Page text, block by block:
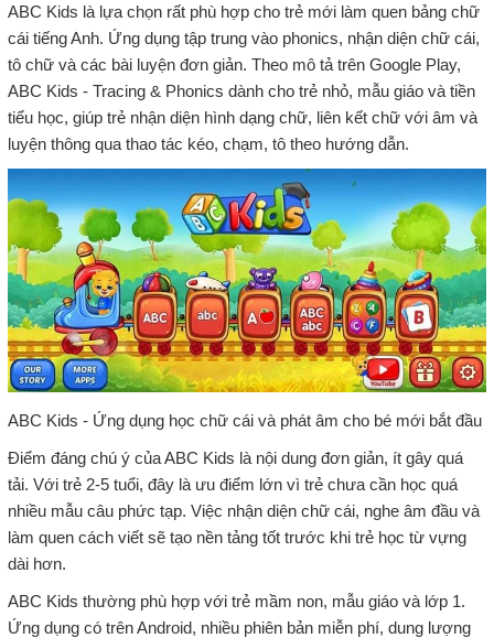
ABC Kids là lựa chọn rất phù hợp cho trẻ mới làm quen bảng chữ
cái tiếng Anh. Ứng dụng tập trung vào phonics, nhận diện chữ cái,
tô chữ và các bài luyện đơn giản. Theo mô tả trên Google Play,
ABC Kids - Tracing & Phonics dành cho trẻ nhỏ, mẫu giáo và tiền
tiểu học, giúp trẻ nhận diện hình dạng chữ, liên kết chữ với âm và
luyện thông qua thao tác kéo, chạm, tô theo hướng dẫn.
ABC Kids - Ứng dụng học chữ cái và phát âm cho bé mới bắt đầu
Điểm đáng chú ý của ABC Kids là nội dung đơn giản, ít gây quá
tải. Với trẻ 2-5 tuổi, đây là ưu điểm lớn vì trẻ chưa cần học quá
nhiều mẫu câu phức tạp. Việc nhận diện chữ cái, nghe âm đầu và
làm quen cách viết sẽ tạo nền tảng tốt trước khi trẻ học từ vựng
dài hơn.
ABC Kids thường phù hợp với trẻ mầm non, mẫu giáo và lớp 1.
Ứng dụng có trên Android, nhiều phiên bản miễn phí, dung lượng